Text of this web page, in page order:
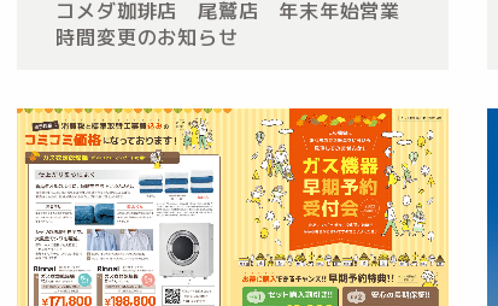
コメダ珈琲店 尾鷲店 年末年始営業
時間変更のお知らせ